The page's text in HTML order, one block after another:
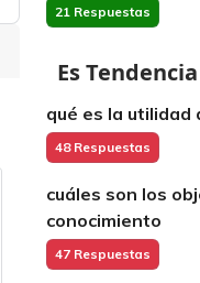
21 Respuestas
Es Tendencia
qué es la utilidad
48 Respuestas
cuáles son los
conocimiento
47 Respuestas